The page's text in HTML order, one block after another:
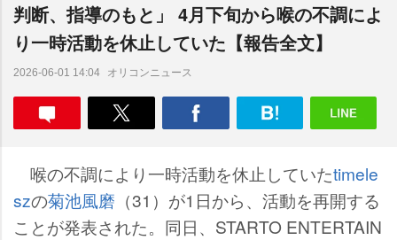
判断、指導のもと」 4月下旬から喉の不調によ
り一時活動を休止していた【報告全文】
2026-06-01 14:04 オリコンニュース
喉の不調により一時活動を休止していたtimele
szの菊池風磨 （31）が1日から、活動を再開する
ことが発表された。同日、STARTO ENTERTAIN